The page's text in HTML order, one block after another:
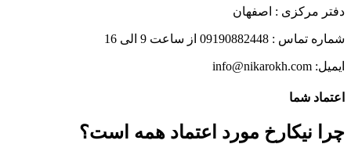
دفتر مرکزی : اصفهان
شماره تماس : 09190882448 از ساعت 9 الی 16
ایمیل: info@nikarokh.com
اعتماد شما
چرا نیکارخ مورد اعتماد همه است؟